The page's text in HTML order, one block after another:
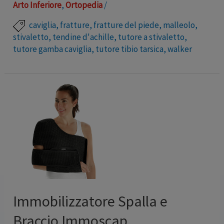
Arto Inferiore,Ortopedia/
caviglia, fratture, fratture del piede, malleolo,
stivaletto, tendine d'achille, tutore a stivaletto,
tutore gamba caviglia, tutore tibio tarsica,walker
necessaria stabilizzazione dell’ articolazione tibio
tarsica . La struttura è caratterizzata da materiali
plastici resistenti e leggeri che forniscono un’ottima
tenuta lateromediale. Di facile applicazione, sono
adattabili a qualsiasi conformazione anatomica. È
disponibile anche nella versione articolata con
regolazione della flesso/estensione.
CARATTERISTICHE • Struttura in materiale composito
Immobilizzatore Spalla e